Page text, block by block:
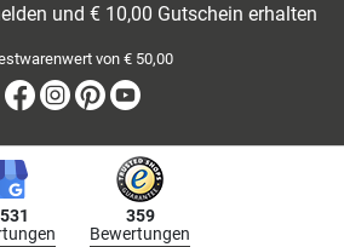
und € 10,00 Gutschein erhalten
von € 50,00
Facebook
Instagram
Pinterest
359
Bewertungen